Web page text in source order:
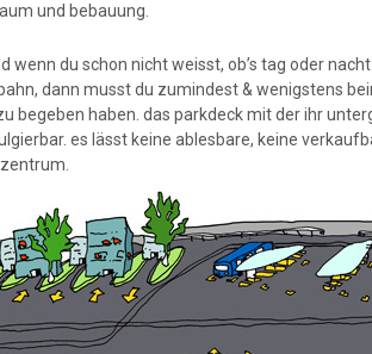
und bebauung.
wenn du schon nicht weisst, ob’s tag oder
dann musst du zumindest & wenigstens
begeben haben. das parkdeck mit der ihr
es lässt keine ablesbare, keine